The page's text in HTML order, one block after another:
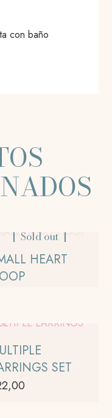
con baño
Sold out
HEART
SET